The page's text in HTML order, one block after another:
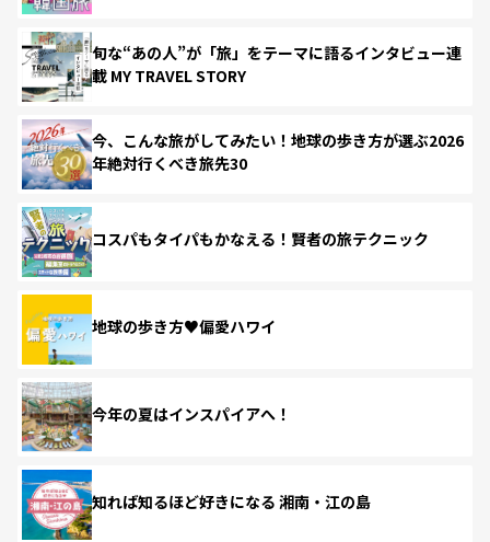
旬な“あの人”が「旅」をテーマに語るインタビュー連
載 MY TRAVEL STORY
今、こんな旅がしてみたい！地球の歩き方が選ぶ2026
年絶対行くべき旅先30
コスパもタイパもかなえる！賢者の旅テクニック
地球の歩き方♥偏愛ハワイ
今年の夏はインスパイアへ！
知れば知るほど好きになる 湘南・江の島